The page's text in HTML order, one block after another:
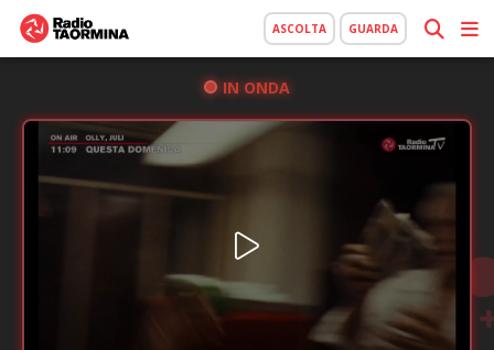
ASCOLTA GUARDA
IN ONDA